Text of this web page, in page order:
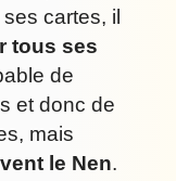
cartes, il
tous ses
de
et donc de
mais
le Nen.